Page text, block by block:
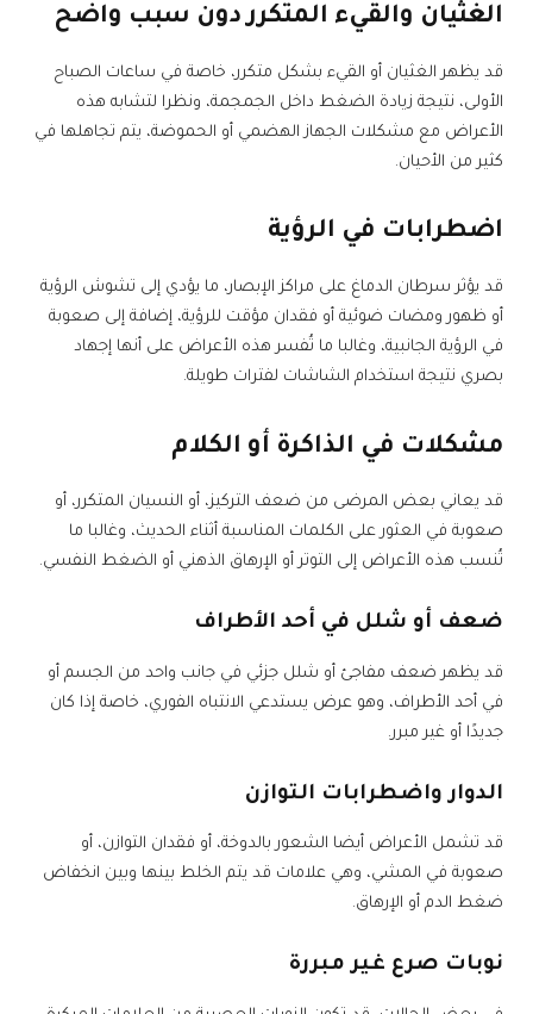
الغثيان والقيء المتكرر دون سبب واضح
قد يظهر الغثيان أو القيء بشكل متكرر، خاصة في ساعات الصباح
الأولى، نتيجة زيادة الضغط داخل الجمجمة، ونظرا لتشابه هذه
الأعراض مع مشكلات الجهاز الهضمي أو الحموضة، يتم تجاهلها في
كثير من الأحيان.
اضطرابات في الرؤية
قد يؤثر سرطان الدماغ على مراكز الإبصار، ما يؤدي إلى تشوش الرؤية
أو ظهور ومضات ضوئية أو فقدان مؤقت للرؤية، إضافة إلى صعوبة
في الرؤية الجانبية، وغالبا ما تُفسر هذه الأعراض على أنها إجهاد
بصري نتيجة استخدام الشاشات لفترات طويلة.
مشكلات في الذاكرة أو الكلام
قد يعاني بعض المرضى من ضعف التركيز، أو النسيان المتكرر، أو
صعوبة في العثور على الكلمات المناسبة أثناء الحديث، وغالبا ما
تُنسب هذه الأعراض إلى التوتر أو الإرهاق الذهني أو الضغط النفسي.
ضعف أو شلل في أحد الأطراف
قد يظهر ضعف مفاجئ أو شلل جزئي في جانب واحد من الجسم أو
في أحد الأطراف، وهو عرض يستدعي الانتباه الفوري، خاصة إذا كان
جديدًا أو غير مبرر.
الدوار واضطرابات التوازن
قد تشمل الأعراض أيضا الشعور بالدوخة، أو فقدان التوازن، أو
صعوبة في المشي، وهي علامات قد يتم الخلط بينها وبين انخفاض
ضغط الدم أو الإرهاق.
نوبات صرع غير مبررة